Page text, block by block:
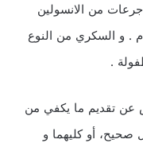
من الانسولين
. و السكري من النوع
.
عن تقديم ما يكفي من
صحيح، أو كليهما و